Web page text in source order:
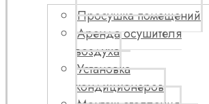
Просушка помещений
Аренда осушителя
воздуха
Установка
кондиционеров